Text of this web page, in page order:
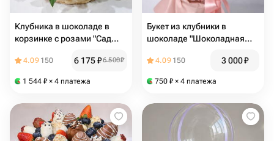
Клубника в шоколаде в
корзинке с розами "Сад
4.09 150 6 175₽6 500₽
1 544 ₽ × 4 платежа
Букет из клубники в
шоколаде "Шоколадная
4.09 150 3 000₽
750 ₽ × 4 платежа